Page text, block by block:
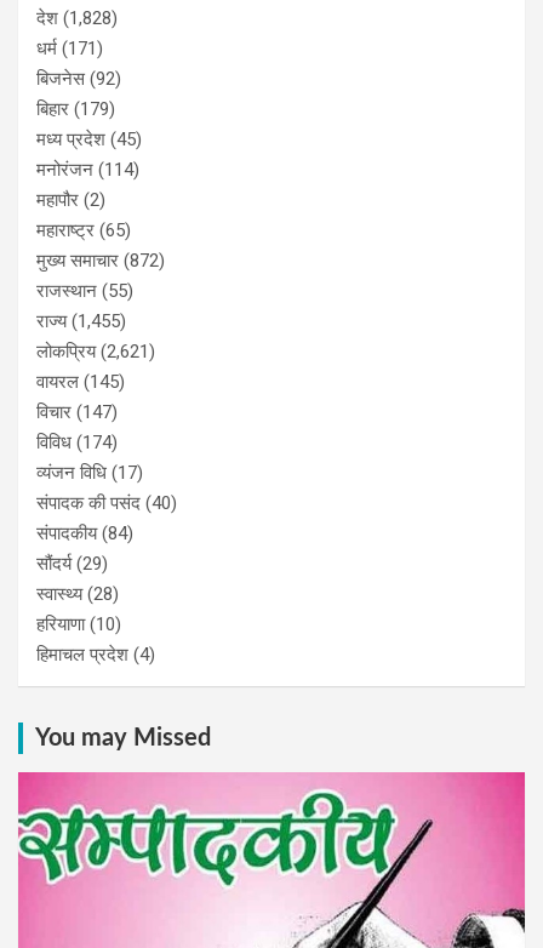
देश (1,828)
धर्म (171)
बिजनेस(92)
बिहार (179)
मध्य प्रदेश (45)
मनोरंजन (114)
महापौर (2)
महाराष्ट्र (65)
मुख्य समाचार (872)
राजस्थान (55)
राज्य(1,455)
लोकप्रिय(2,621)
वायरल (145)
विचार (147)
विविध (174)
व्यंजन विधि (17)
संपादक की पसंद (40)
संपादकीय(84)
सौंदर्य(29)
स्वास्थ्य(28)
हरियाणा(10)
हिमाचल प्रदेश (4)
You may Missed